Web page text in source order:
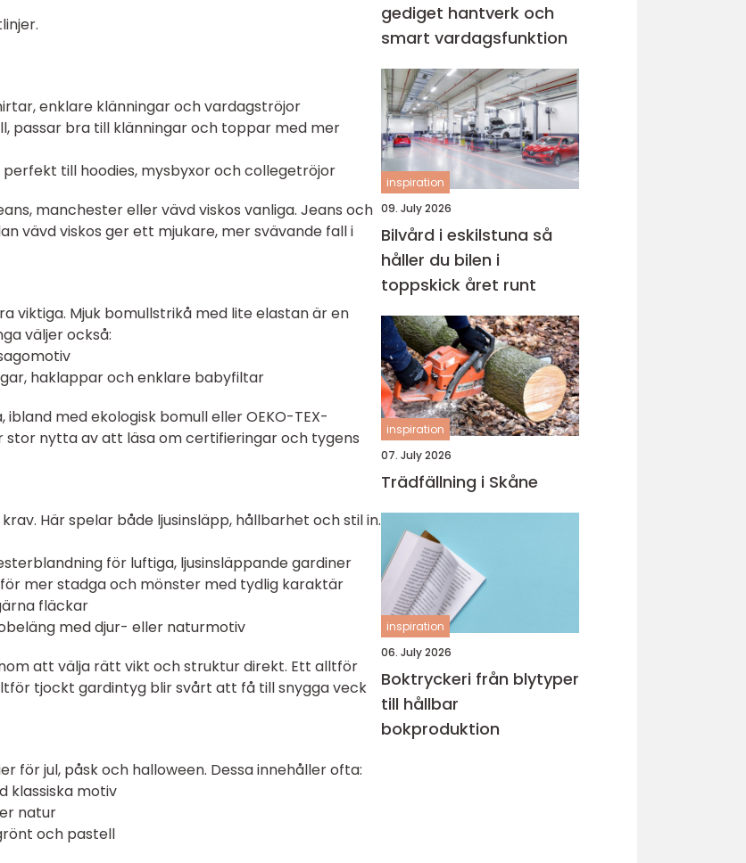
enklare klänningar och vardagströjor
passar bra till klänningar och toppar med mer
till hoodies, mysbyxor och collegetröjor
manchester eller vävd viskos vanliga. Jeans och
vävd viskos ger ett mjukare, mer svävande fall i
Mjuk bomullstrikå med lite elastan är en
väljer också:
haklappar och enklare babyfiltar
med ekologisk bomull eller OEKO-TEX-
stor nytta av att läsa om certifieringar och tygens
Här spelar både ljusinsläpp, hållbarhet och stil in.
för luftiga, ljusinsläppande gardiner
mer stadga och mönster med tydlig karaktär
fläckar
med djur- eller naturmotiv
att välja rätt vikt och struktur direkt. Ett alltför
tjockt gardintyg blir svårt att få till snygga veck
för jul, påsk och halloween. Dessa innehåller ofta:
klassiska motiv
natur
och pastell
gediget hantverk och
smart vardagsfunktion
inspiration
09. July 2026
Bilvård i eskilstuna så
håller du bilen i
toppskick året runt
inspiration
07. July 2026
Trädfällning i Skåne
inspiration
06. July 2026
Boktryckeri från blytyper
till hållbar
bokproduktion